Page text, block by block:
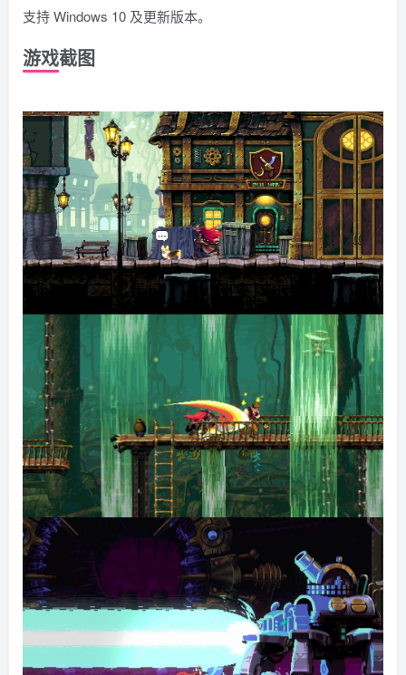
支持 Windows 10 及更新版本。
游戏截图